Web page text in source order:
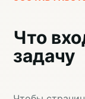
Что
задачу